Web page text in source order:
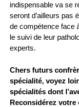
indispensable va se
seront d’ailleurs pas
de compétence face
le suivi de leur
experts.
Chers futurs
spécialité, voyez
spécialités dont
Reconsidérez votre